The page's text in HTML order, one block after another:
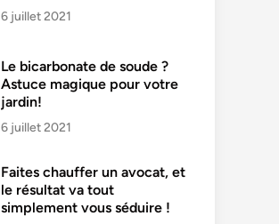
6 juillet 2021
Le bicarbonate de soude ?
Astuce magique pour votre
jardin!
6 juillet 2021
Faites chauffer un avocat, et
le résultat va tout
simplement vous séduire !